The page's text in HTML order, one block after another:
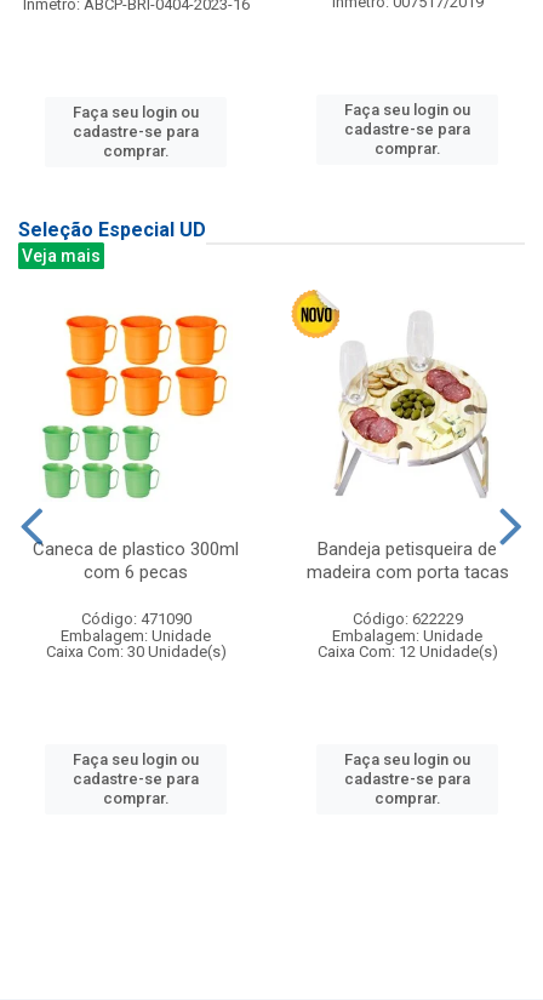
Inmetro: ABCP-BRI-0404-2023-16
Faça seu login ou
cadastre-se para
comprar.
Faça seu login ou
cadastre-se para
comprar.
Seleção Especial UD
Veja mais
Caneca de plastico 300ml
com 6 pecas
Código: 471090
Embalagem: Unidade
Caixa Com: 30 Unidade(s)
Faça seu login ou
cadastre-se para
comprar.
Bandeja petisqueira de
madeira com porta tacas
Código: 622229
Embalagem: Unidade
Caixa Com: 12 Unidade(s)
Faça seu login ou
cadastre-se para
comprar.